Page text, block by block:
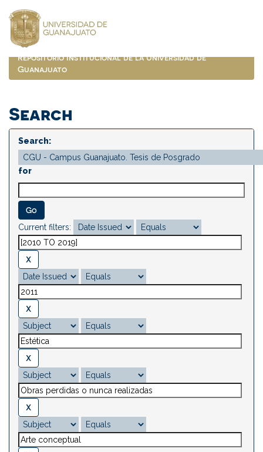
navigation
Repositorio Institucional de la Universidad de
Guanajuato
Search
Search:
for
Current filters: